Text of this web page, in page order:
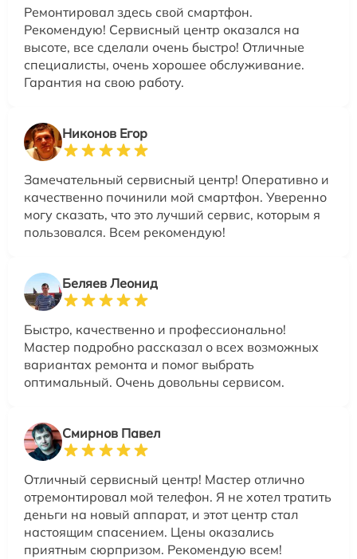
Ремонтировал здесь свой смартфон.
Рекомендую! Сервисный центр оказался на
высоте, все сделали очень быстро! Отличные
специалисты, очень хорошее обслуживание.
Гарантия на свою работу.
Никонов Егор
Замечательный сервисный центр! Оперативно и
качественно починили мой смартфон. Уверенно
могу сказать, что это лучший сервис, которым я
пользовался. Всем рекомендую!
Беляев Леонид
Быстро, качественно и профессионально!
Мастер подробно рассказал о всех возможных
вариантах ремонта и помог выбрать
оптимальный. Очень довольны сервисом.
Смирнов Павел
Отличный сервисный центр! Мастер отлично
отремонтировал мой телефон. Я не хотел тратить
деньги на новый аппарат, и этот центр стал
настоящим спасением. Цены оказались
приятным сюрпризом. Рекомендую всем!